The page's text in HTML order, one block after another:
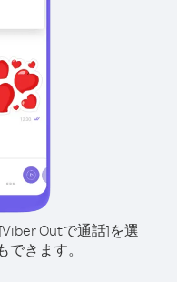
Outで通話]を選
きます。